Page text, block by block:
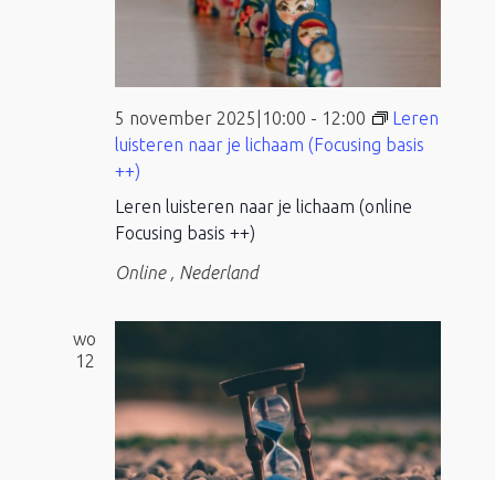
Leren luisteren naar je lichaam (online
Focusing basis ++)
5 november 2025|10:00 - 12:00
Leren
luisteren naar je lichaam (Focusing basis
++)
Online , Nederland
wo
12